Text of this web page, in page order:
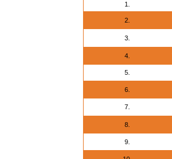
1.
2.
3.
4.
5.
6.
7.
8.
9.